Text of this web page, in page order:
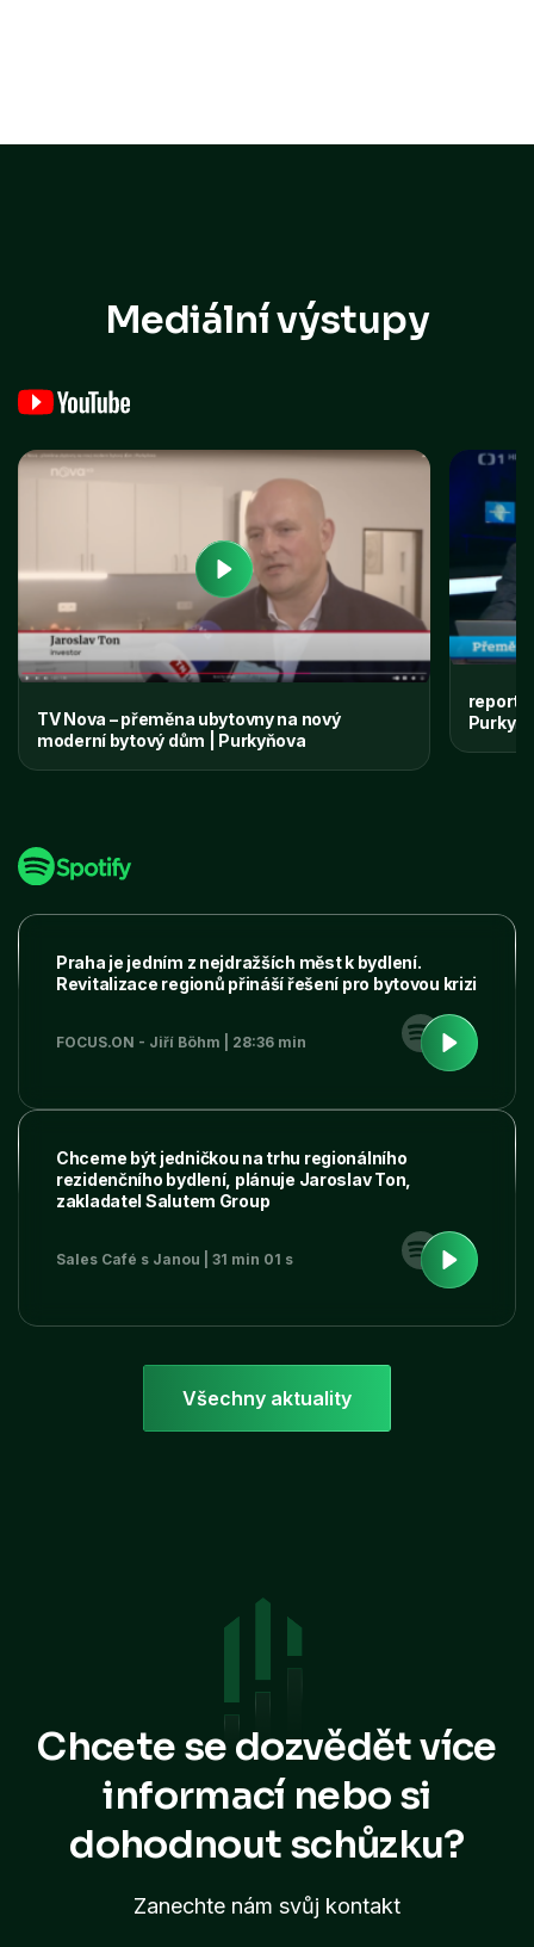
Mediální výstupy
TV Nova – přeměna ubytovny na nový
moderní bytový dům | Purkyňova
Praha je jedním z nejdražších měst k bydlení.
Revitalizace regionů přináší řešení pro bytovou krizi
FOCUS.ON - Jiří Böhm | 28:36 min
Chceme být jedničkou na trhu regionálního
rezidenčního bydlení, plánuje Jaroslav Ton,
zakladatel Salutem Group
Sales Café s Janou | 31 min 01 s
Všechny aktuality
Chcete se dozvědět více
informací nebo si
dohodnout schůzku?
Zanechte nám svůj kontakt